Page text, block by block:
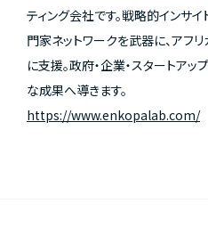
ティング会社です。戦略的インサ
門家ネットワークを武器に、アフ
に支援。政府・企業・スタートア
な成果へ導きます。
https://www.enkopalab.com/